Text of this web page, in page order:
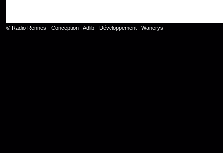
© Radio Rennes - Conception : Adlib- Développement : Wanerys